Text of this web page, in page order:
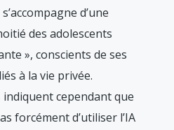
d’une
des adolescents
», conscients de ses
à la vie privée.
cependant que
forcément d’utiliser l’IA